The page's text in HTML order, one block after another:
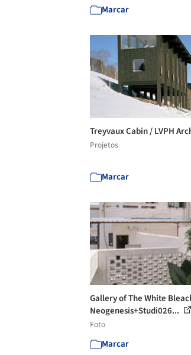
Marcar
Treyvaux Cabin / LVPH
Projetos
Marcar
Gallery of The White
Neogenesis+Studi026...
Foto
Marcar